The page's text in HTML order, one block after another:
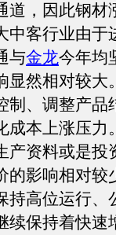
道，因此钢
中客行业由
与金龙今年均
显然相对较大
制、调整产
成本上涨压力
产资料或是投
的影响相对
持高位运行、
续保持着快速